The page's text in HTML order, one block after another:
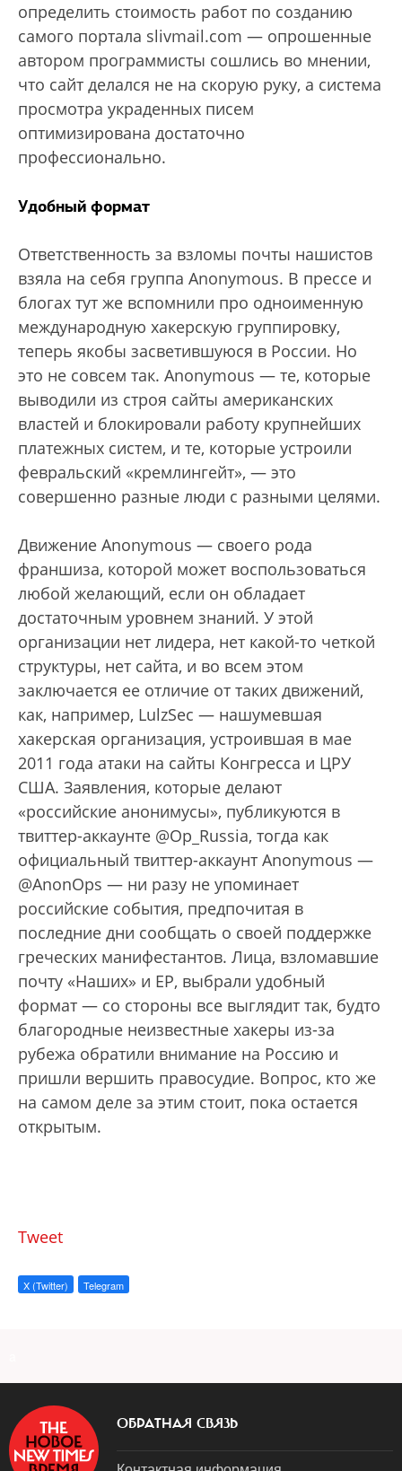
определить стоимость работ по созданию
самого портала slivmail.com — опрошенные
автором программисты сошлись во мнении,
что сайт делался не на скорую руку, а система
просмотра украденных писем
оптимизирована достаточно
профессионально.
Удобный формат
Ответственность за взломы почты нашистов
взяла на себя группа Anonymous. В прессе и
блогах тут же вспомнили про одноименную
международную хакерскую группировку,
теперь якобы засветившуюся в России. Но
это не совсем так. Anonymous — те, которые
выводили из строя сайты американских
властей и блокировали работу крупнейших
платежных систем, и те, которые устроили
февральский «кремлингейт», — это
совершенно разные люди с разными целями.
Движение Anonymous — своего рода
франшиза, которой может воспользоваться
любой желающий, если он обладает
достаточным уровнем знаний. У этой
организации нет лидера, нет какой-то четкой
структуры, нет сайта, и во всем этом
заключается ее отличие от таких движений,
как, например, LulzSec — нашумевшая
хакерская организация, устроившая в мае
2011 года атаки на сайты Конгресса и ЦРУ
США. Заявления, которые делают
«российские анонимусы», публикуются в
твиттер-аккаунте @Op_Russia, тогда как
официальный твиттер-аккаунт Anonymous —
@AnonOps — ни разу не упоминает
российские события, предпочитая в
последние дни сообщать о своей поддержке
греческих манифестантов. Лица, взломавшие
почту «Наших» и ЕР, выбрали удобный
формат — со стороны все выглядит так, будто
благородные неизвестные хакеры из-за
рубежа обратили внимание на Россию и
пришли вершить правосудие. Вопрос, кто же
на самом деле за этим стоит, пока остается
открытым.
Tweet
X (Twitter) Telegram
ОБРАТНАЯ СВЯЗЬ